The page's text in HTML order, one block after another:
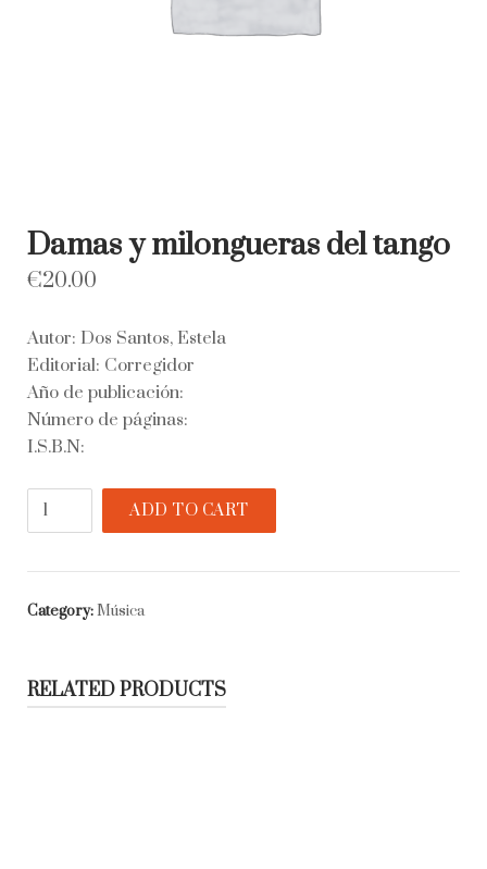
Damas y milongueras del tango
€20.00
Autor: Dos Santos, Estela
Editorial: Corregidor
Año de publicación:
Número de páginas:
I.S.B.N:
Damas
del
tango
quantity
ADD TO CART
Category:Música
RELATED PRODUCTS